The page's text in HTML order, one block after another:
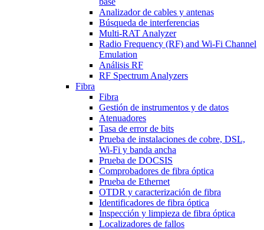
Analizador de cables y antenas
Búsqueda de interferencias
Multi-RAT Analyzer
Radio Frequency (RF) and Wi-Fi Channel
Emulation
Análisis RF
RF Spectrum Analyzers
Fibra
Fibra
Gestión de instrumentos y de datos
Atenuadores
Tasa de error de bits
Prueba de instalaciones de cobre, DSL,
Wi-Fi y banda ancha
Prueba de DOCSIS
Comprobadores de fibra óptica
Prueba de Ethernet
OTDR y caracterización de fibra
Identificadores de fibra óptica
Inspección y limpieza de fibra óptica
Localizadores de fallos